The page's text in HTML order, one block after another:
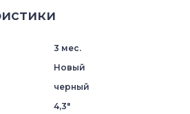
3 мес.
Новый
черный
4,3"